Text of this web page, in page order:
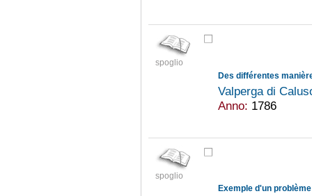
spoglio
Valperga di
Anno: 1786
spoglio